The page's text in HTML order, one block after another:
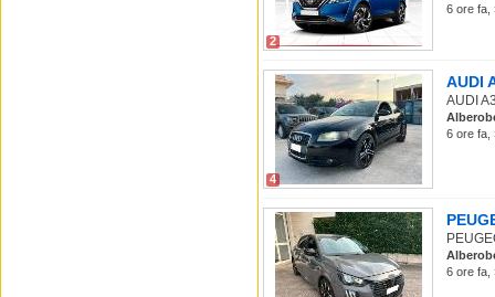
2
6 ore fa,
4
AUDI
AUDI
6 ore fa,
6 ore fa,